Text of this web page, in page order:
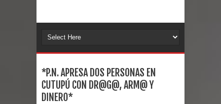
*P.N. APRESA DOS PERSONAS EN
CUTUPÚ CON DR@G@, ARM@ Y
DINERO*